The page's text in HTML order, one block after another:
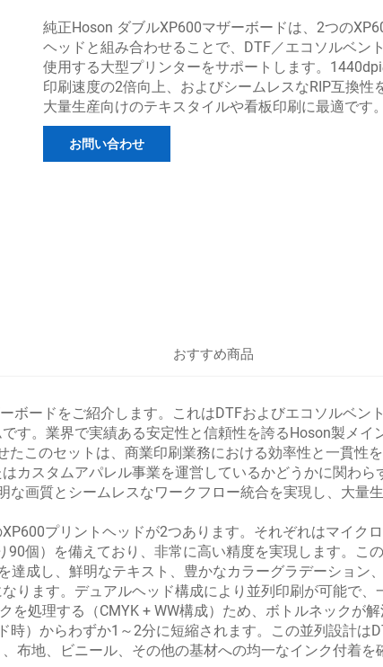
純正Hoson ダブルXP600マザーボードは、2つの
ヘッドと組み合わせることで、DTF／エコソルベン
使用する大型プリンターをサポートします。1440dpi
印刷速度の2倍向上、およびシームレスなRIP互換性
大量生産向けのテキスタイルや看板印刷に最適です。
お問い合わせ
おすすめ商品
ボードをご紹介します。これはDTFおよびエコソルベン
す。業界で実績ある安定性と信頼性を誇るHoson製メイ
このセットは、商業印刷業務における効率性と一貫性
カスタムアパレル事業を運営しているかどうかに関わら
な画質とシームレスなワークフロー統合を実現し、大量
プリントヘッドが2つあります。それぞれはマイク
個）を備えており、非常に高い精度を実現します。こ
達成し、鮮明なテキスト、豊かなカラーグラデーション
ります。デュアルヘッド構成により並列印刷が可能で、
を処理する（CMYK + WW構成）ため、ボトルネックが
時）からわずか1～2分に短縮されます。この並列設計は
布地、ビニール、その他の基材への均一なインク付着を